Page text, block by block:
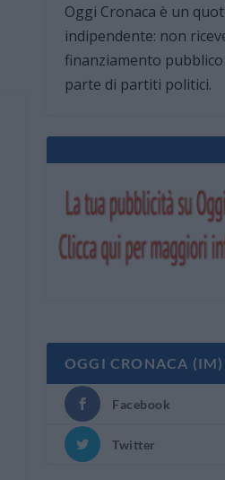
Oggi Cronaca è un
indipendente: non
finanziamento pubblico
parte di partiti politici.
OGGI CRONACA (IM)
Facebook
Twitter